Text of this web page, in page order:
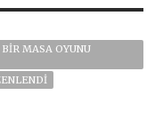
MASA OYUNU